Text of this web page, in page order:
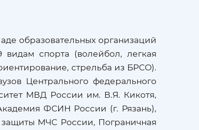
образовательных организаций
спорта (волейбол, легкая
стрельба из БРСО).
Центрального федерального
МВД России им. В.Я. Кикотя,
ФСИН России (г. Рязань),
МЧС России, Пограничная